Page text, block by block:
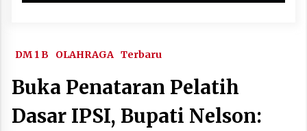
DM 1 B OLAHRAGA Terbaru
Buka Penataran Pelatih
Dasar IPSI, Bupati Nelson: